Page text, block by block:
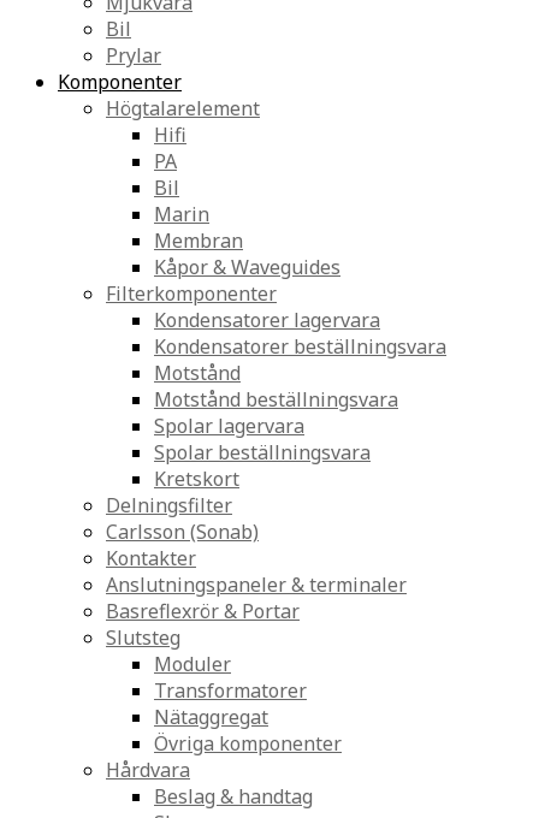
Bil
Prylar
Komponenter
Högtalarelement
Hifi
PA
Bil
Marin
Membran
Kåpor & Waveguides
Filterkomponenter
Kondensatorer lagervara
Kondensatorer beställningsvara
Motstånd
Motstånd beställningsvara
Spolar lagervara
Spolar beställningsvara
Kretskort
Delningsfilter
Carlsson (Sonab)
Kontakter
Anslutningspaneler & terminaler
Basreflexrör & Portar
Slutsteg
Moduler
Transformatorer
Nätaggregat
Övriga komponenter
Hårdvara
Beslag & handtag